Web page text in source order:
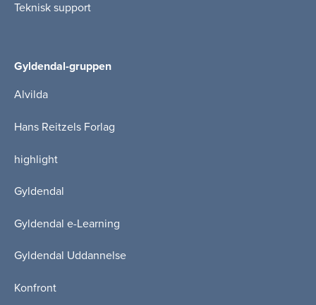
Teknisk support
Gyldendal-gruppen
Alvilda
Hans Reitzels Forlag
highlight
Gyldendal
Gyldendal e-Learning
Gyldendal Uddannelse
Konfront